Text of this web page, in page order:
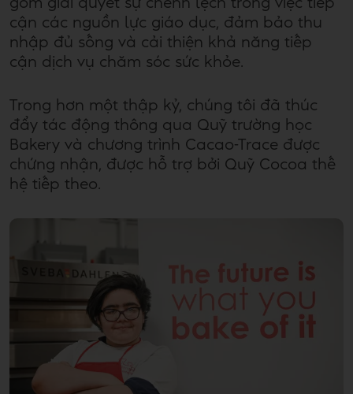
gồm giải quyết sự chênh lệch trong việc tiếp
cận các nguồn lực giáo dục, đảm bảo thu
nhập đủ sống và cải thiện khả năng tiếp
cận dịch vụ chăm sóc sức khỏe.
Trong hơn một thập kỷ, chúng tôi đã thúc
đẩy tác động thông qua Quỹ trường học
Bakery và chương trình Cacao-Trace được
chứng nhận, được hỗ trợ bởi Quỹ Cocoa thế
hệ tiếp theo.